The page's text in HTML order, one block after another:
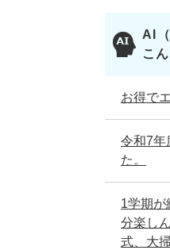
AI
こ
お得で
令和7年
た。
1学期が
分楽し
式、大